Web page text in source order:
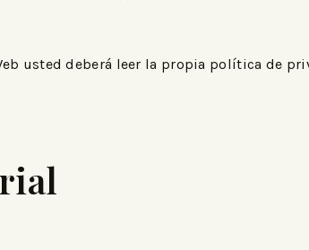
usted deberá leer la propia política de